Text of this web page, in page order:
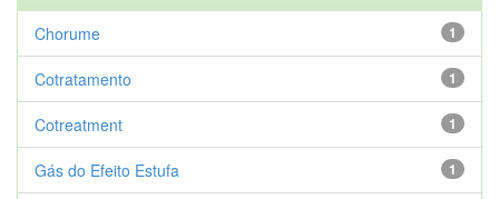
1
Chorume
1
Cotratamento
1
Cotreatment
1
Gás do Efeito Estufa